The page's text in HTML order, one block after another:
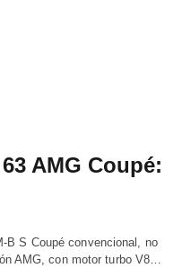
AMG Coupé:
B S Coupé convencional, no
AMG, con motor turbo V8…